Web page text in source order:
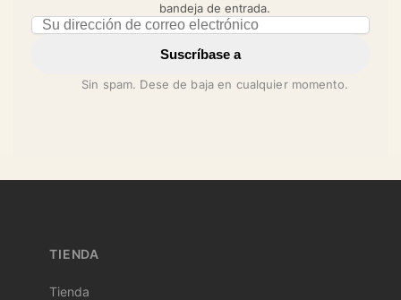
bandeja de entrada.
Email address
Suscríbase a
Sin spam. Dese de baja en cualquier momento.
TIENDA
Tienda